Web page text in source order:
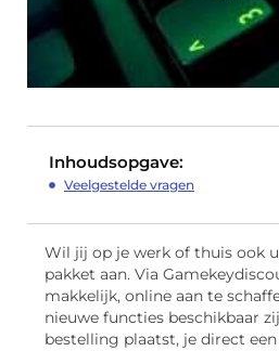
Inhoudsopgave:
Veelgestelde vragen
Wil jij op je werk of thuis ook
pakket aan. Via
makkelijk, online aan te
nieuwe functies beschikbaar
bestelling plaatst, je direct